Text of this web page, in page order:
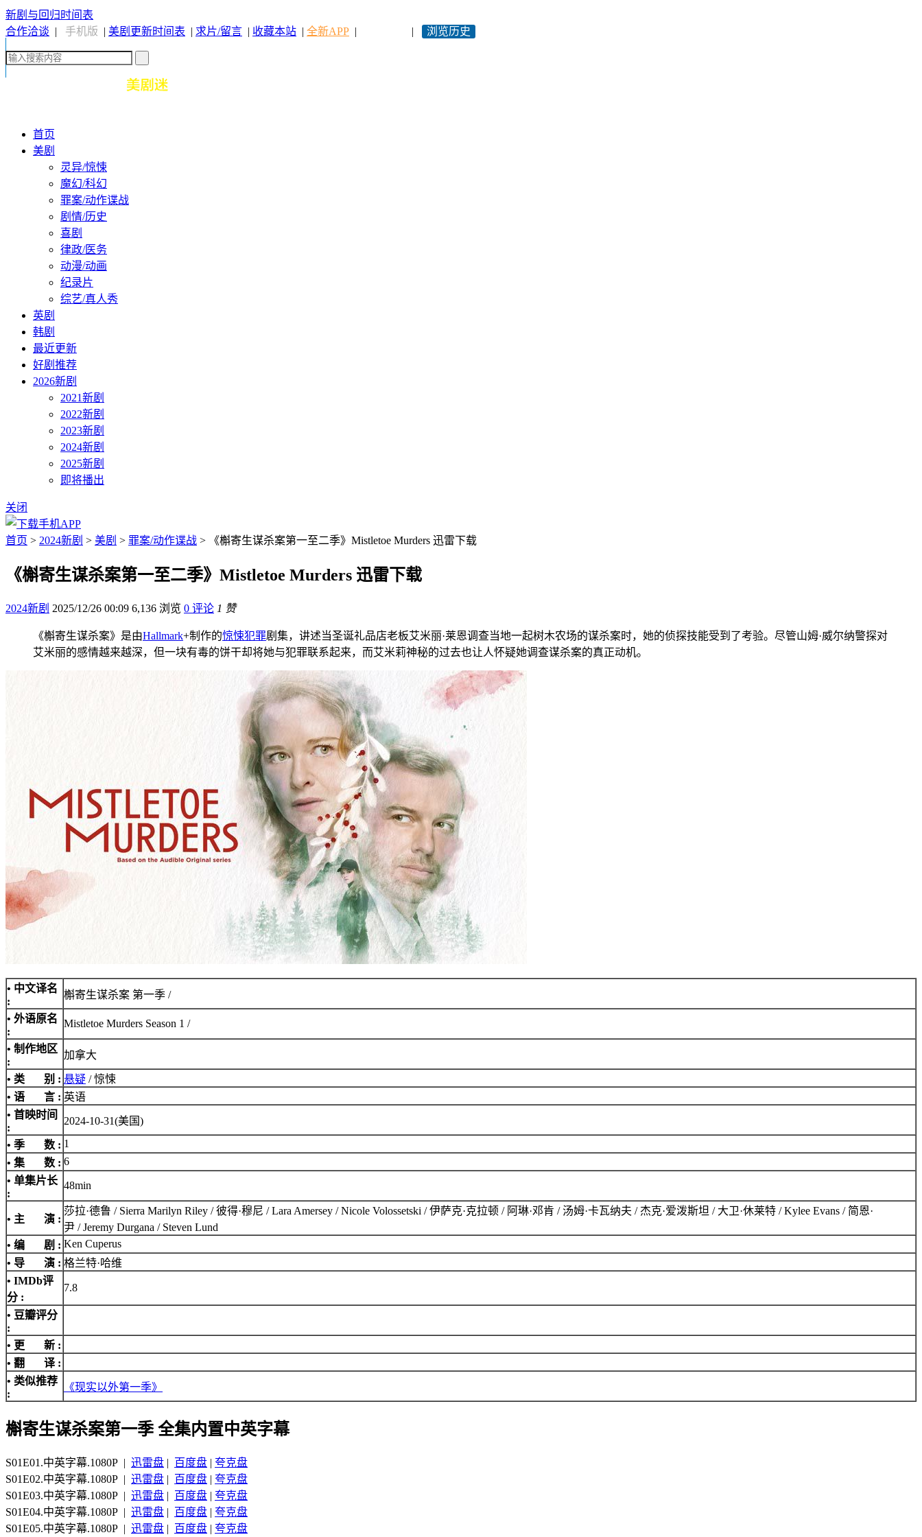
新剧与回归时间表
合作洽谈 | 手机版 | 美剧更新时间表 | 求片/留言 | 收藏本站 | 全新APP | | 浏览历史
首页
美剧
灵异/惊悚
魔幻/科幻
罪案/动作谍战
剧情/历史
喜剧
律政/医务
动漫/动画
纪录片
综艺/真人秀
英剧
韩剧
最近更新
好剧推荐
2026新剧
2021新剧
2022新剧
2023新剧
2024新剧
2025新剧
即将播出
关闭
首页 > 2024新剧 > 美剧 > 罪案/动作谍战 > 《槲寄生谋杀案第一至二季》Mistletoe Murders 迅雷下载
《槲寄生谋杀案第一至二季》Mistletoe Murders 迅雷下载
2024新剧 2025/12/26 00:09 6,136 浏览 0 评论 1 赞
《槲寄生谋杀案》是由Hallmark+制作的惊悚犯罪剧集，讲述当圣诞礼品店老板艾米丽·莱恩调查当地一起树木农场的谋杀案时，她的侦探技能受到了考验。尽管山姆·威尔纳警探对
艾米丽的感情越来越深，但一块有毒的饼干却将她与犯罪联系起来，而艾米莉神秘的过去也让人怀疑她调查谋杀案的真正动机。
• 中文译名
:
槲寄生谋杀案 第一季 /
• 外语原名
:
Mistletoe Murders Season 1 /
• 制作地区
:
加拿大
• 类 别 : 悬疑 / 惊悚
• 语 言 : 英语
• 首映时间
:
2024-10-31(美国)
• 季 数 : 1
• 集 数 : 6
• 单集片长
:
48min
• 主 演 :
莎拉·德鲁 / Sierra Marilyn Riley / 彼得·穆尼 / Lara Amersey / Nicole Volossetski / 伊萨克·克拉顿 / 阿琳·邓肯 / 汤姆·卡瓦纳夫 / 杰克·爱泼斯坦 / 大卫·休莱特 / Kylee Evans / 简恩·
尹 / Jeremy Durgana / Steven Lund
• 编 剧 : Ken Cuperus
• 导 演 : 格兰特·哈维
• IMDb评
分 :
7.8
• 豆瓣评分
:
• 更 新 :
• 翻 译 :
• 类似推荐
:
《现实以外第一季》
槲寄生谋杀案第一季 全集内置中英字幕
S01E01.中英字幕.1080P | 迅雷盘 | 百度盘 | 夸克盘
S01E02.中英字幕.1080P | 迅雷盘 | 百度盘 | 夸克盘
S01E03.中英字幕.1080P | 迅雷盘 | 百度盘 | 夸克盘
S01E04.中英字幕.1080P | 迅雷盘 | 百度盘 | 夸克盘
S01E05.中英字幕.1080P | 迅雷盘 | 百度盘 | 夸克盘